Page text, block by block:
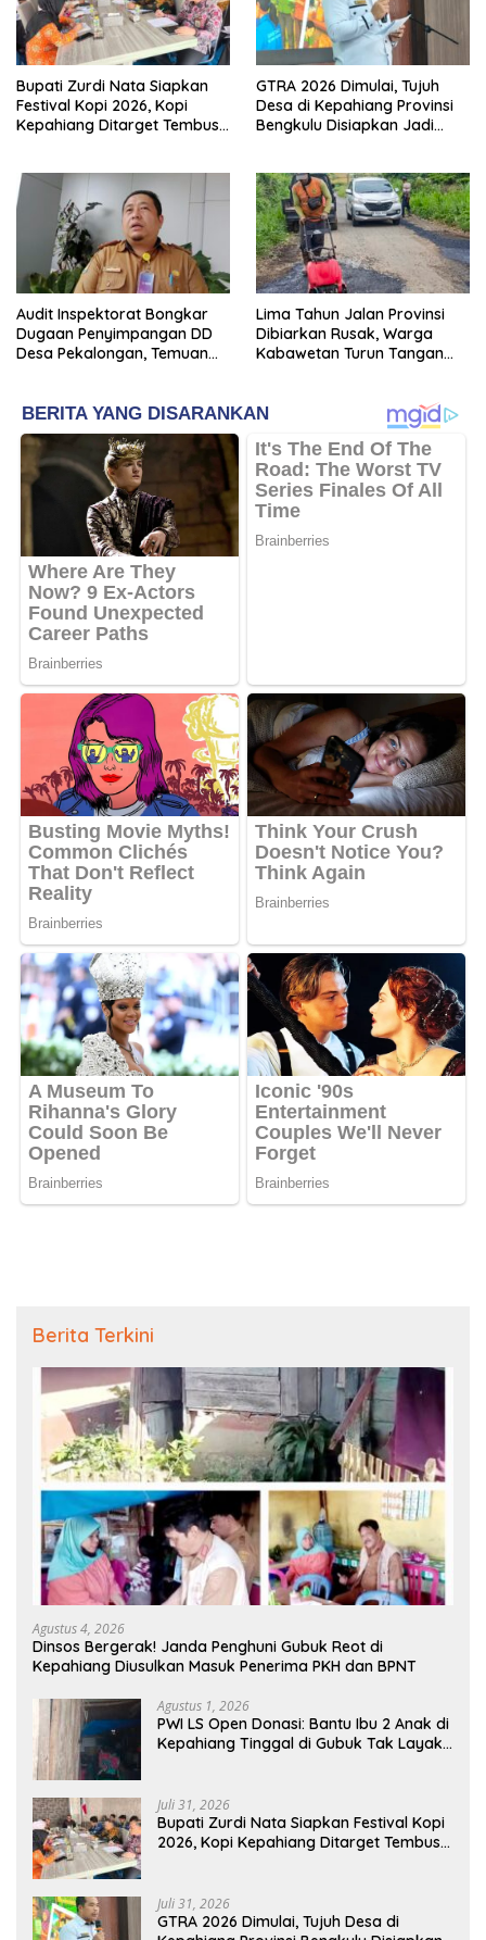
Bupati Zurdi Nata Siapkan
Festival Kopi 2026, Kopi
Kepahiang Ditarget Tembus
GTRA 2026 Dimulai, Tujuh
Desa di Kepahiang Provinsi
Bengkulu Disiapkan Jadi
Audit Inspektorat Bongkar
Dugaan Penyimpangan DD
Desa Pekalongan, Temuan
Lima Tahun Jalan Provinsi
Dibiarkan Rusak, Warga
Kabawetan Turun Tangan
Kapan”
Berita Terkini
Agustus 4, 2026
Dinsos Bergerak! Janda Penghuni Gubuk Reot di
Kepahiang Diusulkan Masuk Penerima PKH dan BPNT
Agustus 1, 2026
PWI LS Open Donasi: Bantu Ibu 2 Anak di
Kepahiang Tinggal di Gubuk Tak Layak
Juli 31, 2026
Bupati Zurdi Nata Siapkan Festival Kopi
2026, Kopi Kepahiang Ditarget Tembus
Juli 31, 2026
GTRA 2026 Dimulai, Tujuh Desa di